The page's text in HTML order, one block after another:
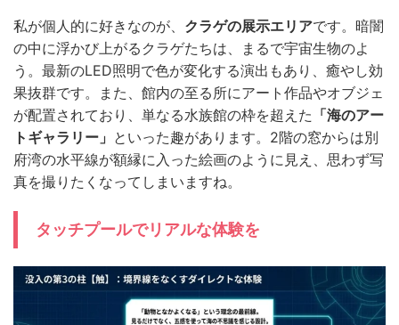
私が個人的に好きなのが、 クラゲの展示エリアです。暗闇
の中に浮かび上がるクラゲたちは、まるで宇宙生物のよ
う。最新のLED照明で色が変化する演出もあり、癒やし効
果抜群です。また、館内の至る所にアート作品やオブジェ
が配置されており、単なる水族館の枠を超えた 「海のアー
トギャラリー」 といった趣があります。2階の窓からは別
府湾の水平線が額縁に入った絵画のように見え、思わず写
真を撮りたくなってしまいますね。
タッチプールでリアルな体験を